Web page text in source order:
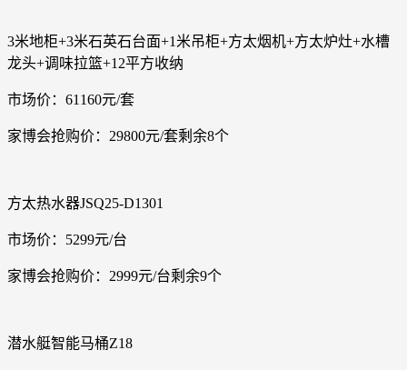
3米地柜+3米石英石台面+1米吊柜+方太烟机+方太炉灶+水槽
龙头+调味拉篮+12平方收纳
市场价：61160元/套
家博会抢购价：29800元/套剩余8个
方太热水器JSQ25-D1301
市场价：5299元/台
家博会抢购价：2999元/台剩余9个
潜水艇智能马桶Z18